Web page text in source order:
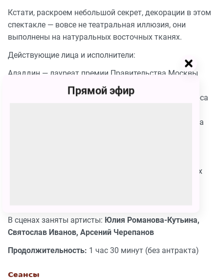
Кстати, раскроем небольшой секрет, декорации в этом
спектакле — вовсе не театральная иллюзия, они
выполнены на натуральных восточных тканях.
Действующие лица и исполнители:
Аладдин — лауреат премии Правительства Москвы
Джинн Каш-Каш — лауреат международного конкурса
Царевна Будур — лауреат международного конкурса
Зейнаб, сестра Аладдина — лауреат международных
В сценах заняты артисты: Юлия Романова-Кутьина,
Святослав Иванов, Арсений Черепанов
Продолжительность: 1 час 30 минут (без антракта)
Сеансы
Прямой эфир